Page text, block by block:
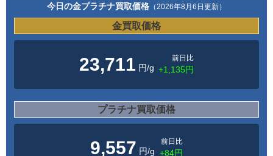
今日の金プラチナ買取価格 （2026年8月6日更新）
金買取価格
23,711 円/g
前日比
+1,135円
プラチナ買取価格
9,557 円/g
前日比
+84円